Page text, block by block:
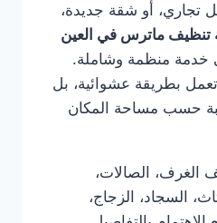
تجاري، أو شقة جديدة،
ماترس في العين
منظمة وشاملة.
بطريقة عشوائية، بل
حسب مساحة المكان
الغرف، الصالات،
السجاد، الزجاج،